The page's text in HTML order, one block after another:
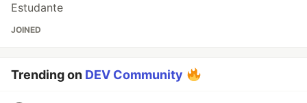
Estudante
JOINED
Trending on DEV Community